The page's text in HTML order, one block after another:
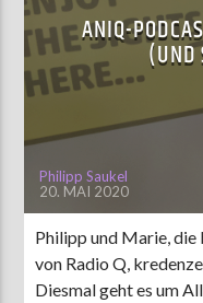
ANIQ-
(UND
Philipp Saukel
20. MAI 2020
Philipp und Marie,
von Radio Q,
Diesmal geht es um